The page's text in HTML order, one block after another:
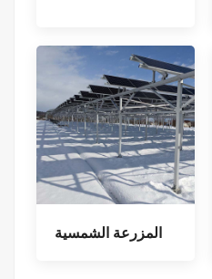
المزرعة الشمسية